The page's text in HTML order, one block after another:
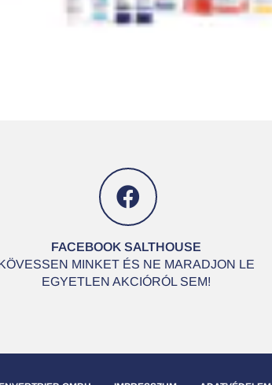
FACEBOOK SALTHOUSE
MINKET ÉS NE MARADJON LE
EGYETLEN AKCIÓRÓL SEM!